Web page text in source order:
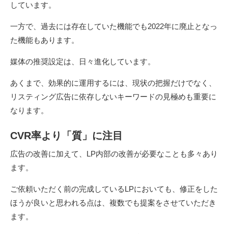
しています。
一方で、過去には存在していた機能でも2022年に廃止となっ
た機能もあります。
媒体の推奨設定は、日々進化しています。
あくまで、効果的に運用するには、現状の把握だけでなく、
リスティング広告に依存しないキーワードの見極めも重要に
なります。
CVR率より「質」に注目
広告の改善に加えて、LP内部の改善が必要なことも多々あり
ます。
ご依頼いただく前の完成しているLPにおいても、修正をした
ほうが良いと思われる点は、複数でも提案をさせていただき
ます。